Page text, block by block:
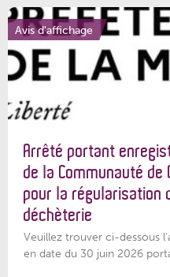
Avis d'affichage
Arrêté portant
de la Communauté de
pour la régularisation
déchèterie
Veuillez trouver ci-dessous
en date du 30 juin 2026